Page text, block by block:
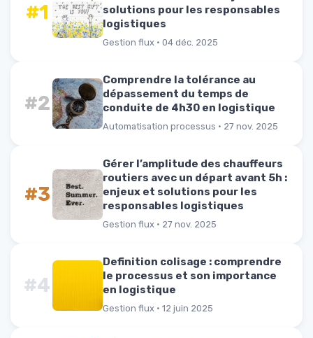
#1
solutions pour les responsables
logistiques
Gestion flux · 04 déc. 2025
#2
Comprendre la tolérance au
dépassement du temps de
conduite de 4h30 en logistique
Automatisation processus · 27 nov. 2025
#3
Gérer l’amplitude des chauffeurs
routiers avec un départ avant 5h :
enjeux et solutions pour les
responsables logistiques
Gestion flux · 27 nov. 2025
#4
Definition colisage : comprendre
le processus et son importance
en logistique
Gestion flux · 12 juin 2025